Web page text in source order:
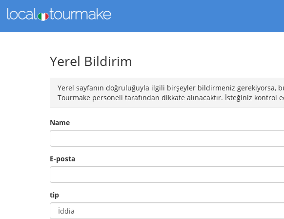
Yerel Bildirim
Yerel sayfanın doğruluğuyla ilgili birşeyler bildirmeniz gerekiyorsa,
Tourmake personeli tarafından dikkate alınacaktır. İsteğiniz kontrol
Name
E-posta
tip